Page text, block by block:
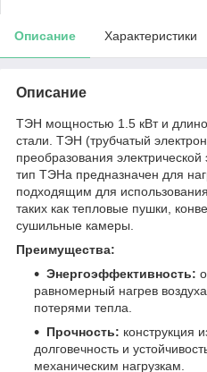
Описание Характеристики
Описание
ТЭН мощностью 1.5 кВт и
стали. ТЭН (трубчатый
преобразования
тип ТЭНа предназначен для
подходящим для
таких как тепловые пушки,
сушильные камеры.
Преимущества:
Энергоэффективность:
равномерный нагрев
потерями тепла.
Прочность: конструкция
долговечность и
механическим нагрузкам.